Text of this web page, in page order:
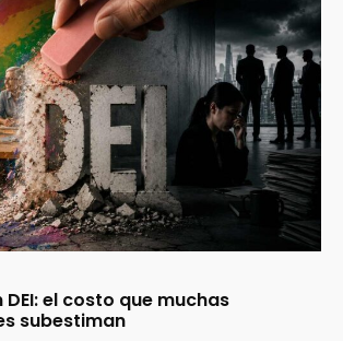
el costo que muchas
subestiman